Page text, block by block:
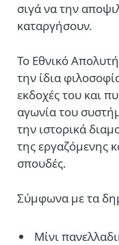
σιγά να την
καταργήσουν.
Το Εθνικό
την ίδια
εκδοχές του και
αγωνία του
την ιστορικά
της εργαζόμενης
σπουδές.
Σύμφωνα με τα
Μίνι